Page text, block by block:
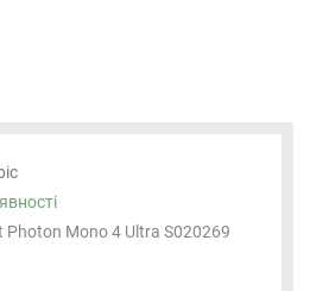
Photon Mono 4 Ultra S020269